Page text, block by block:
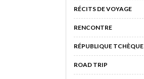
RÉCITS DE VOYAGE
RENCONTRE
RÉPUBLIQUE TCHÈQUE
ROAD TRIP